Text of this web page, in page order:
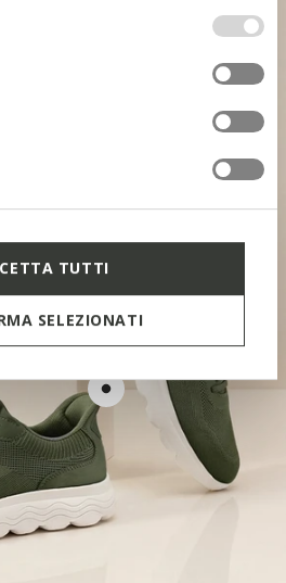
scegliere quali cookies ed
autorizzare. Per maggiori
in qualsiasi momento le
nostra
TUTTI
SELEZIONATI
SOFT PAD